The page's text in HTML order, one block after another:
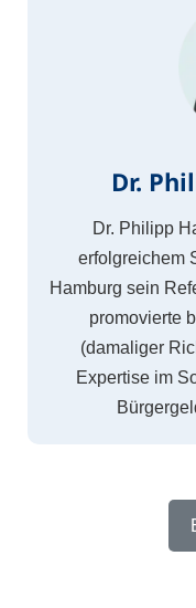
Dr.
Dr. Philipp
erfolgreichem
Hamburg sein
promovierte
(damaliger
Expertise im